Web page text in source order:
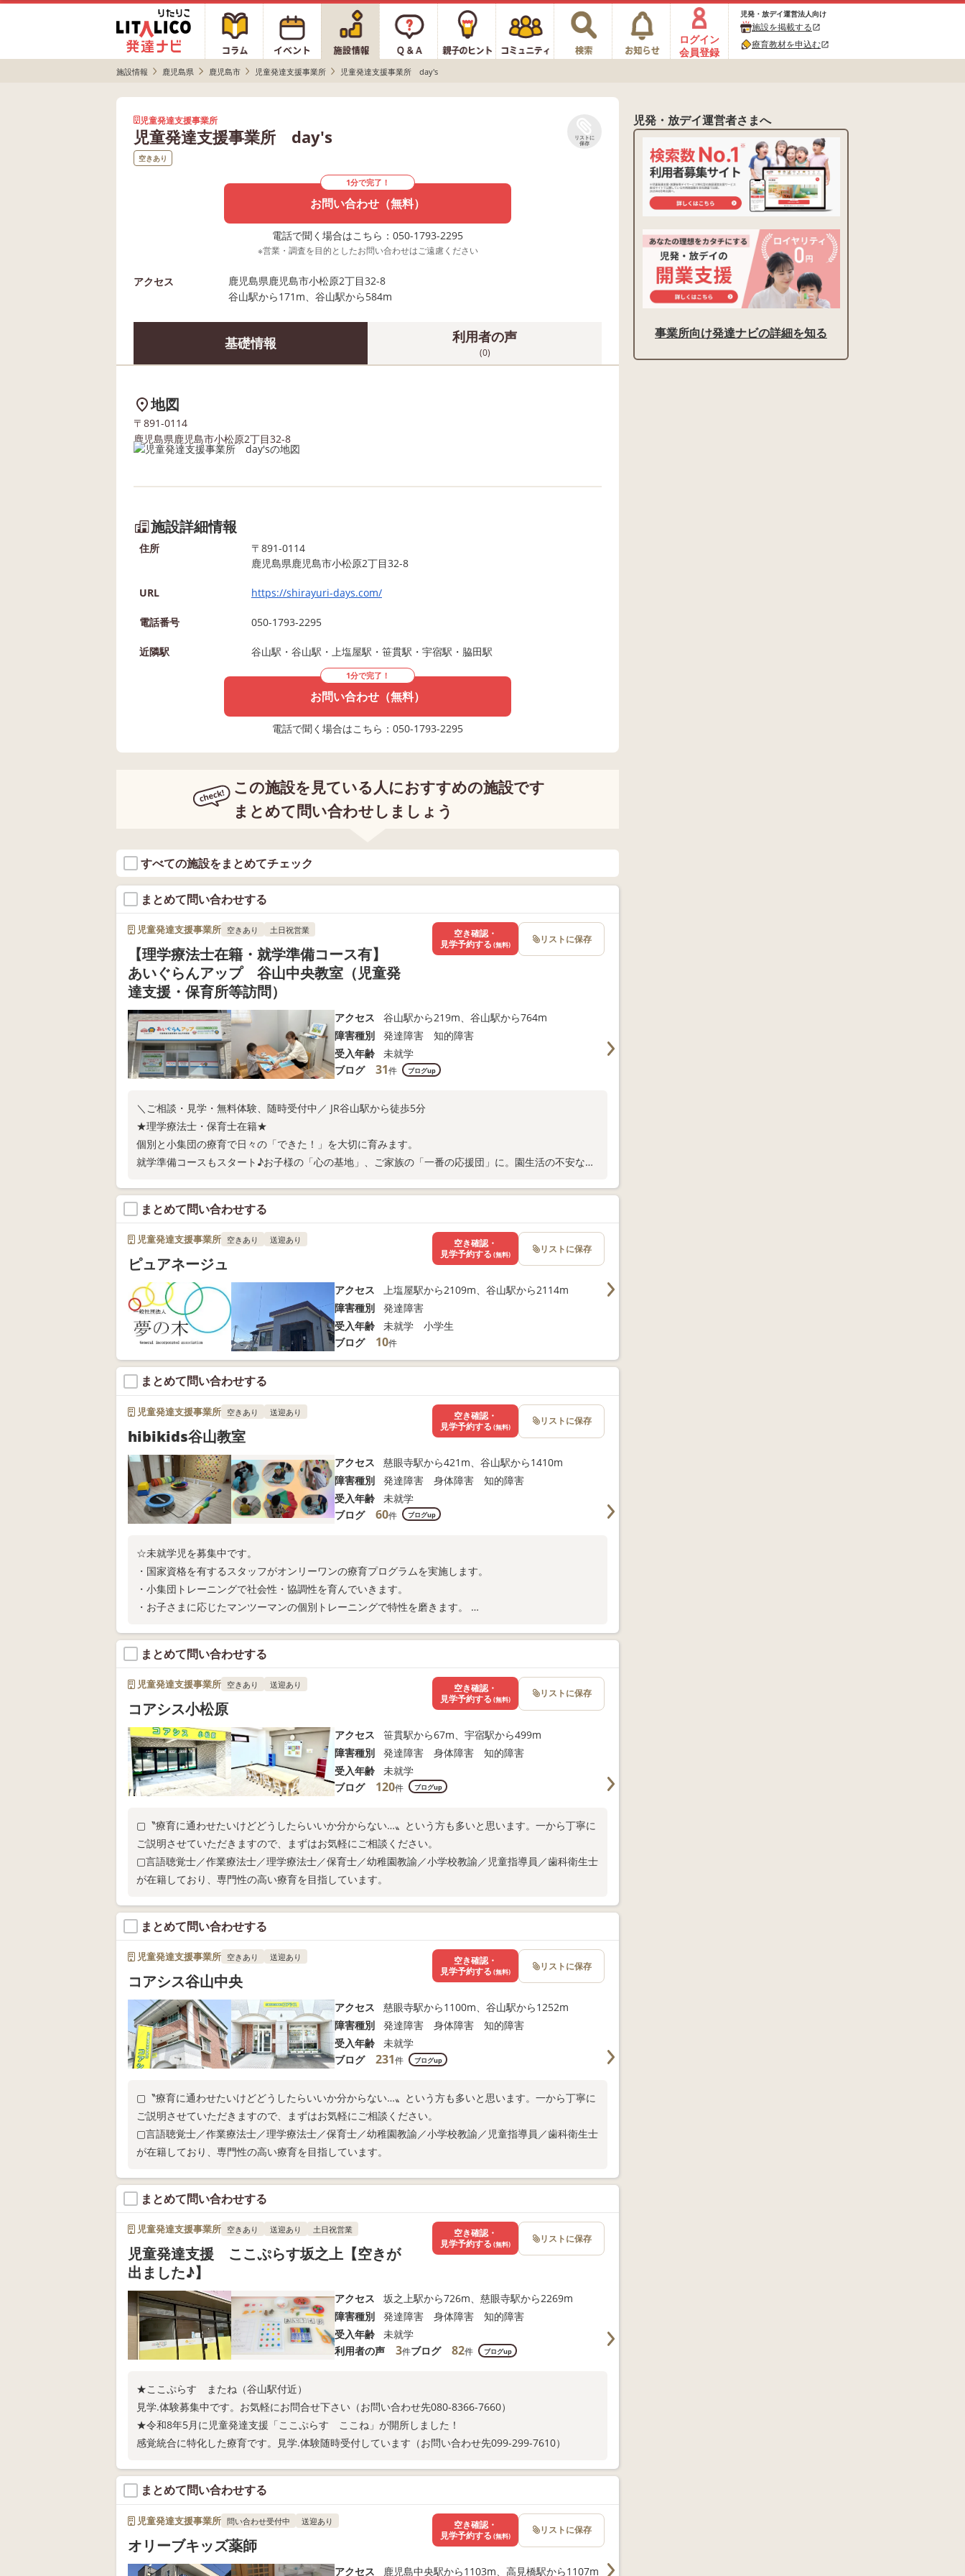
ログイン
会員登録
児発・放デイ運営法人向け
施設を掲載するopen_in_new
療育教材を申込むopen_in_new
施設情報 鹿児島県 鹿児島市 児童発達支援事業所 児童発達支援事業所 day's
児童発達支援事業所
児童発達支援事業所 day's
リストに
保存
空きあり
1分で完了！
お問い合わせ（無料）
電話で聞く場合はこちら：050-1793-2295
※営業・調査を目的としたお問い合わせはご遠慮ください
アクセス
鹿児島県鹿児島市小松原2丁目32-8
谷山駅から171m、谷山駅から584m
基礎情報 利用者の声
(0)
地図
〒891-0114
鹿児島県鹿児島市小松原2丁目32-8
施設詳細情報
住所
〒891-0114
鹿児島県鹿児島市小松原2丁目32-8
URL https://shirayuri-days.com/
電話番号 050-1793-2295
近隣駅 谷山駅・谷山駅・上塩屋駅・笹貫駅・宇宿駅・脇田駅
1分で完了！
お問い合わせ（無料）
電話で聞く場合はこちら：050-1793-2295
この施設を見ている人におすすめの施設です
まとめて問い合わせしましょう
すべての施設をまとめてチェック
まとめて問い合わせする
児童発達支援事業所 空きあり 土日祝営業
【理学療法士在籍・就学準備コース有】
あいぐらんアップ 谷山中央教室（児童発
達支援・保育所等訪問）
アクセス
谷山駅から219m、谷山駅から764m
障害種別
発達障害 知的障害
受入年齢
未就学
ブログ
31件 ブログup
＼ご相談・見学・無料体験、随時受付中／ JR谷山駅から徒歩5分
★理学療法士・保育士在籍★
個別と小集団の療育で日々の「できた！」を大切に育みます。
就学準備コースもスタート♪お子様の「心の基地」、ご家族の「一番の応援団」に。園生活の不安な
空き確認・
見学予約する (無料) リストに保存
まとめて問い合わせする
児童発達支援事業所 空きあり 送迎あり
ピュアネージュ
アクセス
上塩屋駅から2109m、谷山駅から2114m
障害種別
発達障害
受入年齢
未就学 小学生
ブログ
10件
空き確認・
見学予約する (無料) リストに保存
まとめて問い合わせする
児童発達支援事業所 空きあり 送迎あり
hibikids谷山教室
アクセス
慈眼寺駅から421m、谷山駅から1410m
障害種別
発達障害 身体障害 知的障害
受入年齢
未就学
ブログ
60件 ブログup
☆未就学児を募集中です。
・国家資格を有するスタッフがオンリーワンの療育プログラムを実施します。
・小集団トレーニングで社会性・協調性を育んでいきます。
・お子さまに応じたマンツーマンの個別トレーニングで特性を磨きます。
空き確認・
見学予約する (無料) リストに保存
まとめて問い合わせする
児童発達支援事業所 空きあり 送迎あり
コアシス小松原
アクセス
笹貫駅から67m、宇宿駅から499m
障害種別
発達障害 身体障害 知的障害
受入年齢
未就学
ブログ
120件 ブログup
▢〝療育に通わせたいけどどうしたらいいか分からない…〟という方も多いと思います。一から丁寧に
ご説明させていただきますので、まずはお気軽にご相談ください。
▢言語聴覚士／作業療法士／理学療法士／保育士／幼稚園教諭／小学校教諭／児童指導員／歯科衛生士
が在籍しており、専門性の高い療育を目指しています。
空き確認・
見学予約する (無料) リストに保存
まとめて問い合わせする
児童発達支援事業所 空きあり 送迎あり
コアシス谷山中央
アクセス
慈眼寺駅から1100m、谷山駅から1252m
障害種別
発達障害 身体障害 知的障害
受入年齢
未就学
ブログ
231件 ブログup
▢〝療育に通わせたいけどどうしたらいいか分からない…〟という方も多いと思います。一から丁寧に
ご説明させていただきますので、まずはお気軽にご相談ください。
▢言語聴覚士／作業療法士／理学療法士／保育士／幼稚園教諭／小学校教諭／児童指導員／歯科衛生士
が在籍しており、専門性の高い療育を目指しています。
空き確認・
見学予約する (無料) リストに保存
まとめて問い合わせする
児童発達支援事業所 空きあり 送迎あり 土日祝営業
児童発達支援 ここぷらす坂之上【空きが
出ました♪】
アクセス
坂之上駅から726m、慈眼寺駅から2269m
障害種別
発達障害 身体障害 知的障害
受入年齢
未就学
利用者の声
3件ブログ 82件 ブログup
★ここぷらす またね（谷山駅付近）
見学.体験募集中です。お気軽にお問合せ下さい（お問い合わせ先080-8366-7660）
★令和8年5月に児童発達支援「ここぷらす ここね」が開所しました！
感覚統合に特化した療育です。見学.体験随時受付しています（お問い合わせ先099-299-7610）
空き確認・
見学予約する (無料) リストに保存
まとめて問い合わせする
児童発達支援事業所 問い合わせ受付中 送迎あり
オリーブキッズ薬師
アクセス 鹿児島中央駅から1103m、高見橋駅から1107m
空き確認・
見学予約する (無料) リストに保存
児発・放デイ運営者さまへ
事業所向け発達ナビの詳細を知る